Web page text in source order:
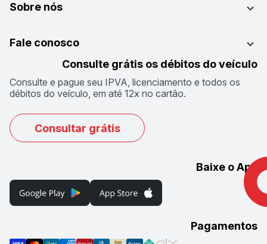
Sobre nós
Fale conosco
Consulte grátis os débitos do veículo
Consulte e pague seu IPVA, licenciamento e todos os
débitos do veículo, em até 12x no cartão.
Consultar grátis
Baixe o App
Pagamentos